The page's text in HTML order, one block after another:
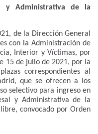
y Administrativa de la
de la Dirección General
con la Administración de
Interior y Víctimas, por
15 de julio de 2021, por la
correspondientes al
que se ofrecen a los
selectivo para ingreso en
y Administrativa de la
convocado por Orden